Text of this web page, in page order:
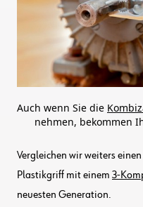
Auch wenn Sie die
nehmen, bekommen
Vergleichen wir weiters
Plastikgriff mit einem 3-
neuesten Generation.